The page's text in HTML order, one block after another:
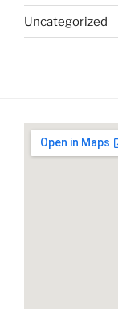
Uncategorized